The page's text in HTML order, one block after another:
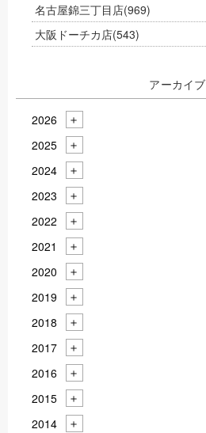
名古屋錦三丁目店(969)
大阪ドーチカ店(543)
アーカイブ
2026
2025
2024
2023
2022
2021
2020
2019
2018
2017
2016
2015
2014